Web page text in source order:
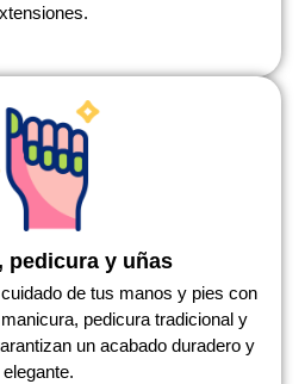
pedicura y uñas
de tus manos y pies con
pedicura tradicional y
un acabado duradero y
elegante.